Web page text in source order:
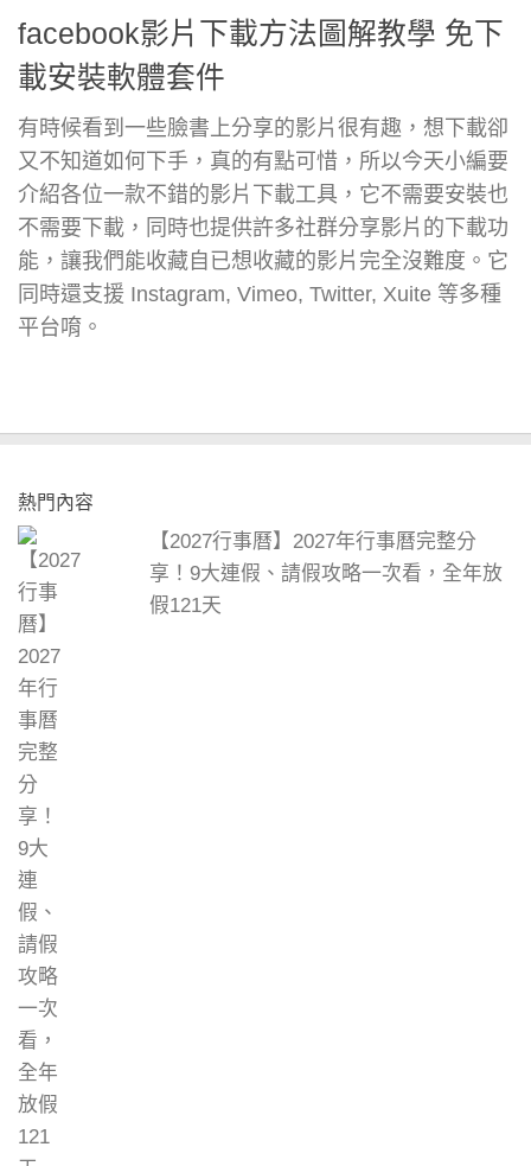
facebook影片下載方法圖解教學 免下
載安裝軟體套件
有時候看到一些臉書上分享的影片很有趣，想下載卻
又不知道如何下手，真的有點可惜，所以今天小編要
介紹各位一款不錯的影片下載工具，它不需要安裝也
不需要下載，同時也提供許多社群分享影片的下載功
能，讓我們能收藏自已想收藏的影片完全沒難度。它
同時還支援 Instagram, Vimeo, Twitter, Xuite 等多種
平台唷。
熱門內容
【2027行事曆】2027年行事曆完整分
享！9大連假、請假攻略一次看，全年放
假121天